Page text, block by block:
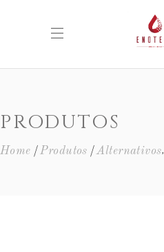
PRODUTOS
Home Produtos Alternativos,